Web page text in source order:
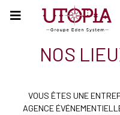
NOS
VOUS ÊTES UNE
AGENCE